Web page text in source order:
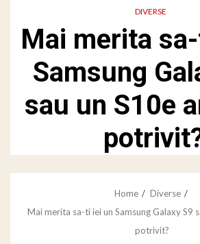
DIVERSE
Mai merita
Samsung
sau un S10e
Home
Diverse
Mai merita sa-ti iei un Samsung Galaxy S9
potrivit?